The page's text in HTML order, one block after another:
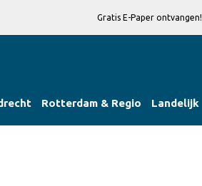
Gratis E-Paper ontvangen!
Rotterdam & Regio Landelijk